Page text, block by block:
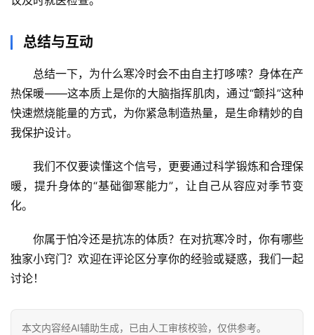
总结与互动
总结一下， 为什么寒冷时会不由自主打哆嗦？身体在产
热保暖——这本质上是你的大脑指挥肌肉，通过“颤抖”这种
快速燃烧能量的方式，为你紧急制造热量，是生命精妙的自
我保护设计。
我们不仅要读懂这个信号，更要通过科学锻炼和合理保
暖，提升身体的“基础御寒能力”，让自己从容应对季节变
化。
你属于怕冷还是抗冻的体质？在对抗寒冷时，你有哪些
独家小窍门？欢迎在评论区分享你的经验或疑惑，我们一起
讨论！
本文内容经AI辅助生成，已由人工审核校验，仅供参考。